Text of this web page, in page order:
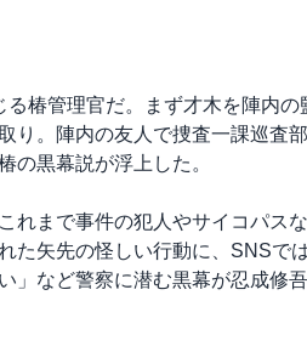
椿管理官だ。まず才木を陣内の
り。陣内の友人で捜査一課巡査
の黒幕説が浮上した。
れまで事件の犯人やサイコパス
た矢先の怪しい行動に、SNSで
」など警察に潜む黒幕が忍成修